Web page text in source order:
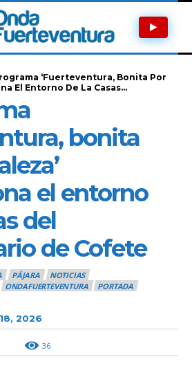
‘Fuerteventura, Bonita Por
El Entorno De La Casas...
bonita
el entorno
del
de Cofete
PÁJARA
NOTICIAS
ONDAFUERTEVENTURA
PORTADA
2026
36